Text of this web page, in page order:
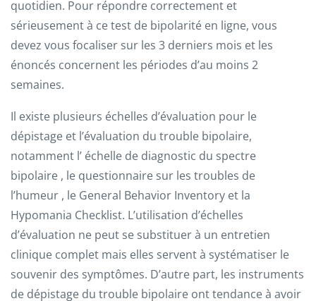
quotidien. Pour répondre correctement et
sérieusement à ce test de bipolarité en ligne, vous
devez vous focaliser sur les 3 derniers mois et les
énoncés concernent les périodes d’au moins 2
semaines.
Il existe plusieurs échelles d’évaluation pour le
dépistage et l’évaluation du trouble bipolaire,
notamment l’ échelle de diagnostic du spectre
bipolaire , le questionnaire sur les troubles de
l’humeur , le General Behavior Inventory et la
Hypomania Checklist. L’utilisation d’échelles
d’évaluation ne peut se substituer à un entretien
clinique complet mais elles servent à systématiser le
souvenir des symptômes. D’autre part, les instruments
de dépistage du trouble bipolaire ont tendance à avoir